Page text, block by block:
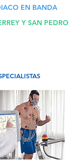
EN BANDA
Y SAN PEDRO